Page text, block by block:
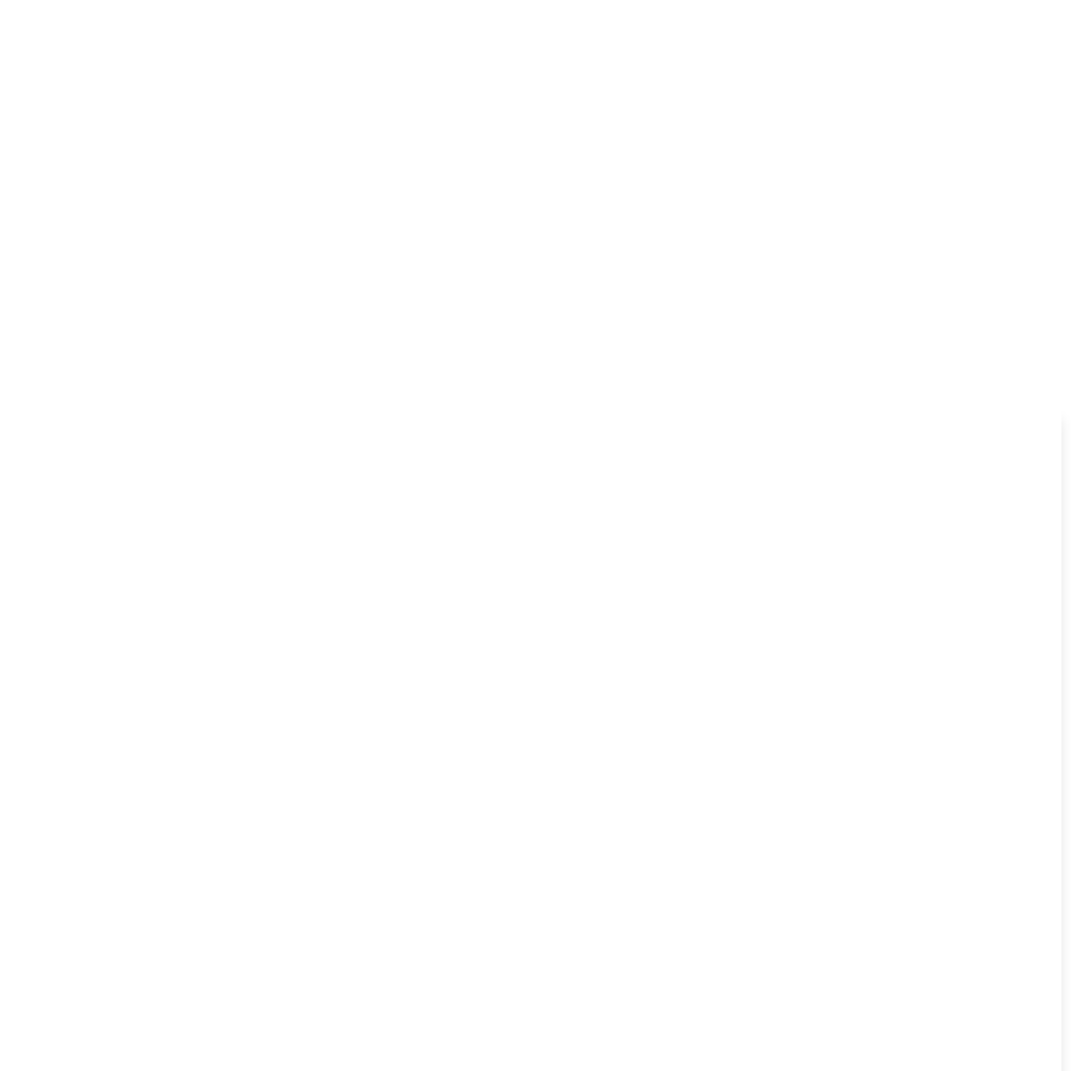
overflade. DuPont™
af
om natursten eller
stenprodukterne og
lang række unikke
stort set usynlige
bordplader kan
formes. Det er således
til en eksklusiv
materiale uden porer.
og lægger sig således